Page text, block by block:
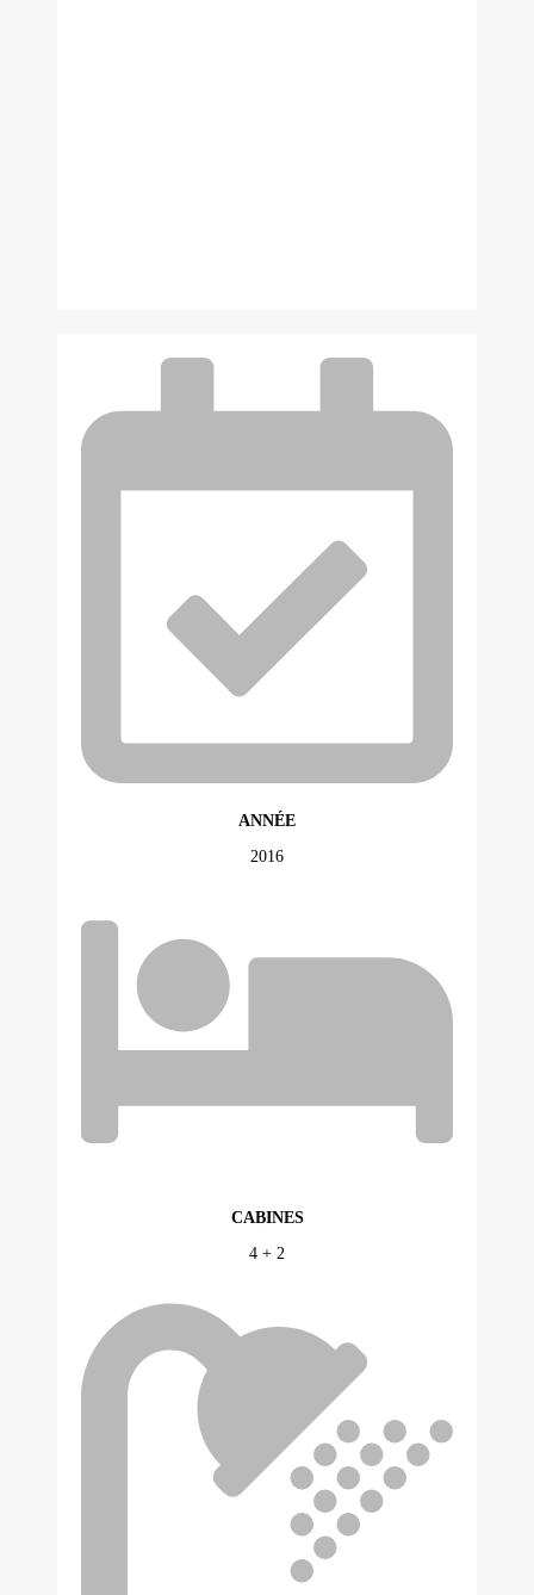
ANNÉE
2016
CABINES
4 + 2